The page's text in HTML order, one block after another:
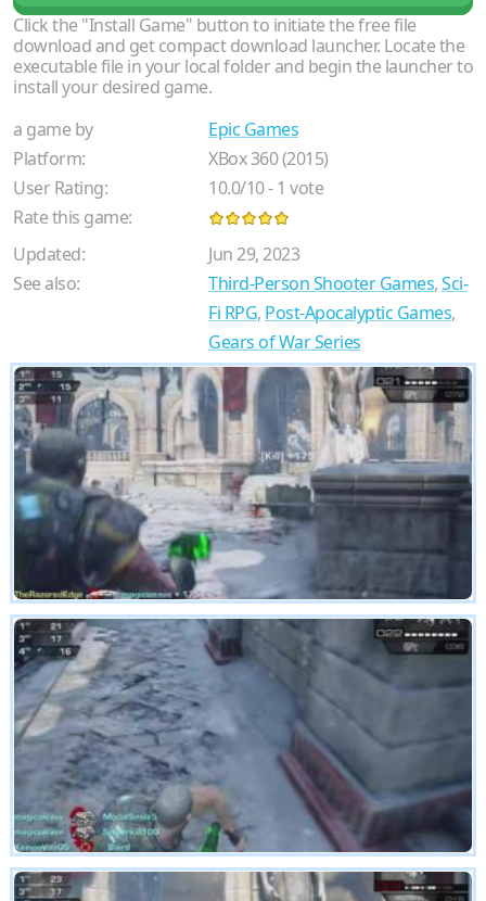
Click the "Install Game" button to initiate the free file
download and get compact download launcher. Locate the
executable file in your local folder and begin the launcher to
install your desired game.
a game by
Epic Games
Platform:
XBox 360 (2015)
User Rating:
10.0/10-1 vote
Rate this game:
Updated:
Jun 29, 2023
See also:
Third-Person Shooter Games,Sci-
Fi RPG, Post-Apocalyptic Games,
Gears of War Series